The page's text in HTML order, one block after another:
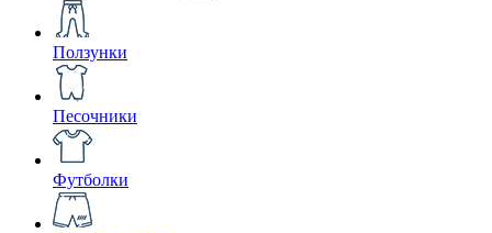
Ползунки
Песочники
Футболки